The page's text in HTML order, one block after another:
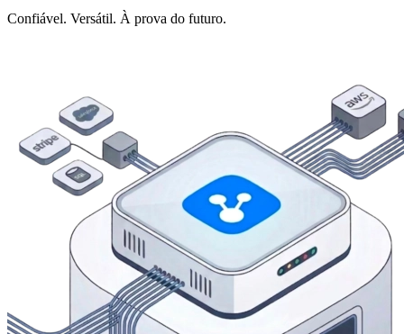
Confiável. Versátil. À prova do futuro.